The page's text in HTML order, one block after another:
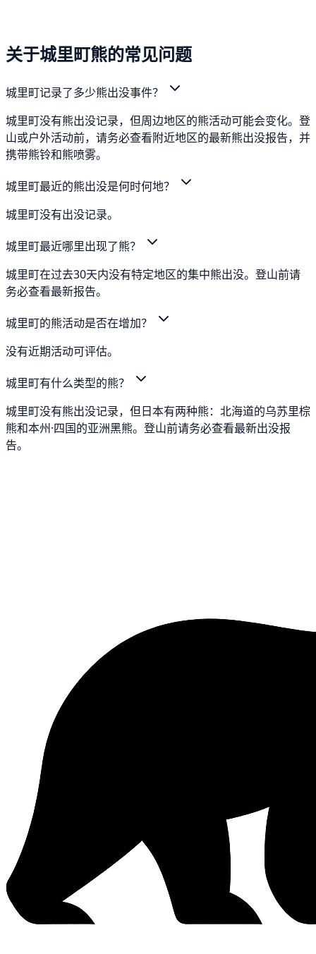
关于城里町熊的常见问题
城里町记录了多少熊出没事件？
城里町没有熊出没记录，但周边地区的熊活动可能会变化。登
山或户外活动前，请务必查看附近地区的最新熊出没报告，并
携带熊铃和熊喷雾。
城里町最近的熊出没是何时何地？
城里町没有出没记录。
城里町最近哪里出现了熊？
城里町在过去30天内没有特定地区的集中熊出没。登山前请
务必查看最新报告。
城里町的熊活动是否在增加？
没有近期活动可评估。
城里町有什么类型的熊？
城里町没有熊出没记录，但日本有两种熊：北海道的乌苏里棕
熊和本州·四国的亚洲黑熊。登山前请务必查看最新出没报
告。